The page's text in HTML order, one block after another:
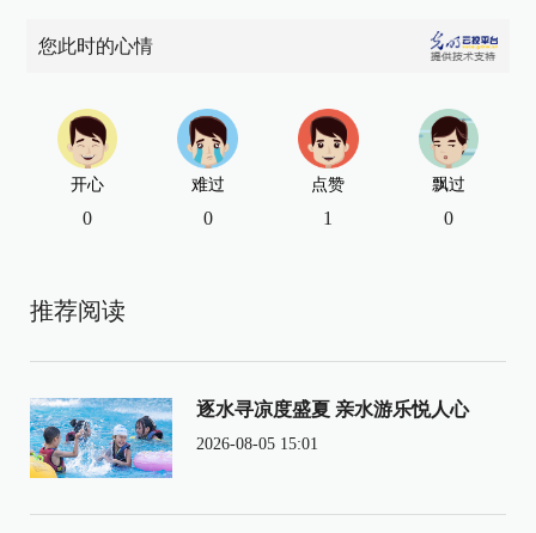
您此时的心情
开心
0
难过
0
点赞
1
飘过
0
推荐阅读
逐水寻凉度盛夏 亲水游乐悦人心
2026-08-05 15:01